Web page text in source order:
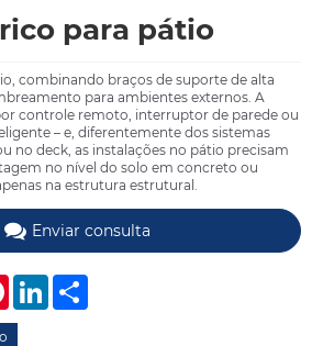
para pátio
combinando braços de suporte de alta
para ambientes externos. A
controle remoto, interruptor de parede ou
– e, diferentemente dos sistemas
no deck, as instalações no pátio precisam
no nível do solo em concreto ou
na estrutura estrutural.
Enviar consulta
PinterestLinkedIn